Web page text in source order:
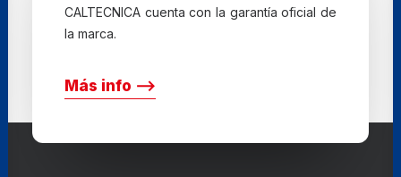
CALTECNICA cuenta con la garantía oficial de
la marca.
Más info ⟶